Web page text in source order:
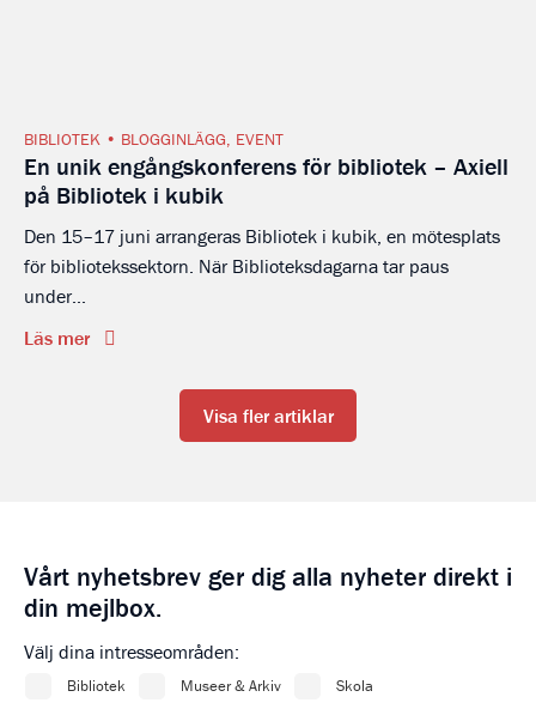
BIBLIOTEK BLOGGINLÄGG EVENT
En unik engångskonferens för bibliotek – Axiell
på Bibliotek i kubik
Den 15–17 juni arrangeras Bibliotek i kubik, en mötesplats
för bibliotekssektorn. När Biblioteksdagarna tar paus
under...
Läs mer
Visa fler artiklar
Vårt nyhetsbrev ger dig alla nyheter direkt i
din mejlbox.
Välj dina intresseområden: